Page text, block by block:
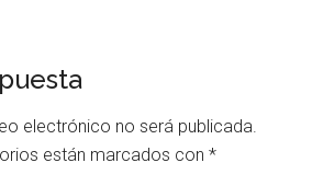
electrónico no será publicada.
están marcados con*